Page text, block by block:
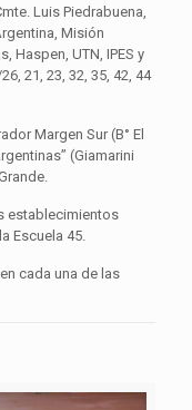
Luis Piedrabuena,
Misión
Haspen, UTN, IPES y
21, 23, 32, 35, 42, 44
Margen Sur (B° El
(Giamarini
establecimientos
Escuela 45.
cada una de las